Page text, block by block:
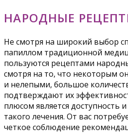
НАРОДНЫЕ
Не смотря на широкий выбор
папиллом традиционной
пользуются рецептами
смотря на то, что некоторым
и нелепыми, большое
подтверждают их
плюсом является доступность
такого лечения. От вас
четкое соблюдение